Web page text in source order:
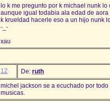
lo k me pregunto por k michael nunk
aunque igual todabia ala edad de
k krueldad hacerle eso a un hijo nunk
-_-
xau
12 De: ruth
michel jackson se a ecuchado por
musicas.